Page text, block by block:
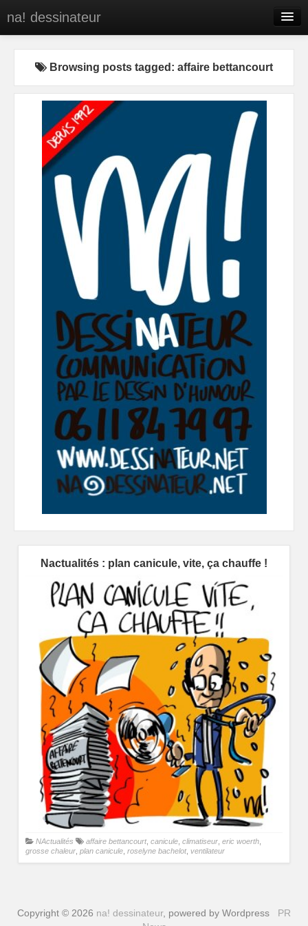
na! dessinateur
Presse
C’est qui na!
Browsing posts tagged: affaire bettancourt
Nactualités : plan canicule, vite, ça chauffe !
NActualités affaire bettancourt, canicule climatiseur eric woerth
grosse chaleur plan canicule roselyne bachelot, ventilateur
Copyright © 2026 na! dessinateur, powered by Wordpress PR